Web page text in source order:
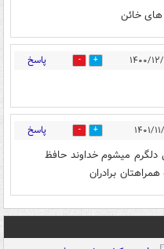
خائن
0 پاسخ
0 پاسخ
میشوم خداوند حافظ
برادران